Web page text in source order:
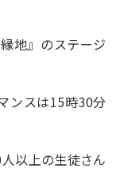
地』のステージ
ンスは15時30分
以上の生徒さん